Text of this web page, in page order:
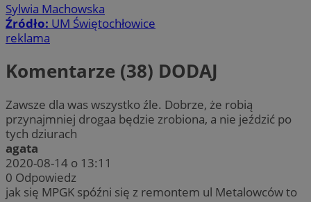
Sylwia Machowska
Źródło: UM Świętochłowice
reklama
Komentarze (38) DODAJ
Zawsze dla was wszystko źle. Dobrze, że robią
przynajmniej drogaa będzie zrobiona, a nie jeździć po
tych dziurach
agata
2020-08-14 o 13:11
0 Odpowiedz
jak się MPGK spóźni się z remontem ul Metalowców to